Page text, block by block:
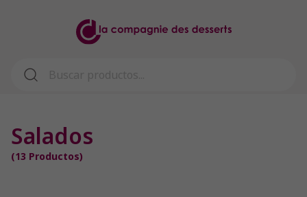
Salados
(13 Productos)